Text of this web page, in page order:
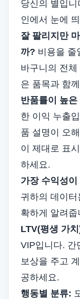
당신의 별입니
인에서 눈에
잘 팔리지만
까? 비용을 줄
바구니의 전
은 품목과 함
반품률이 높
한 이익 누출
품 설명이 오
이 제대로 표
하세요.
가장 수익성
귀하의 데이
확하게 알려줍
LTV(평생 가
VIP입니다. 간
보상을 주고
공하세요.
행동별 분류: